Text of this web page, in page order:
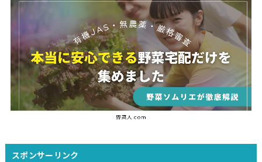
スポンサーリンク